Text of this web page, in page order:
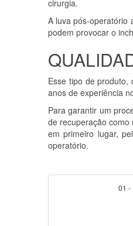
cirurgia.
A luva pós-operatório
podem provocar o
Esse tipo de produto,
anos de experiência
Para garantir um
de recuperação
em primeiro lugar,
operatório.
01 -